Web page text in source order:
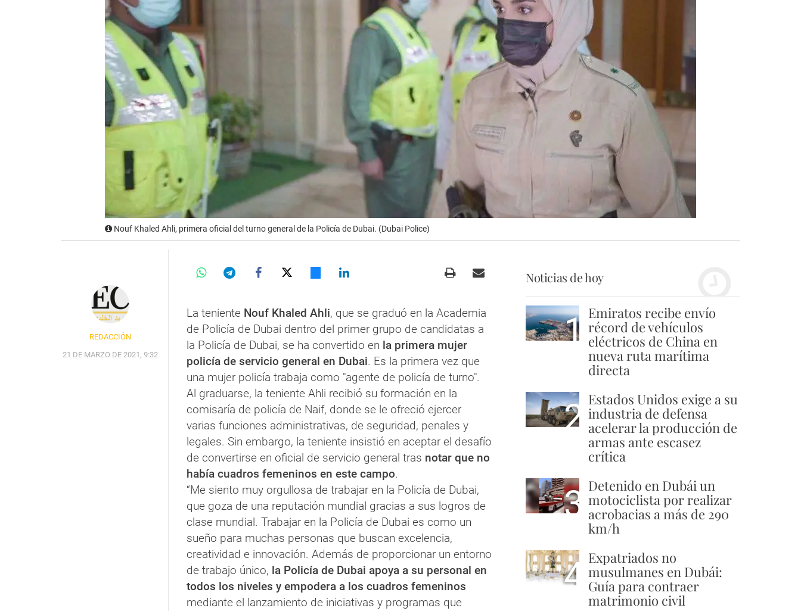
Nouf Khaled Ahli, primera oficial del turno general de la Policía de Dubai. (Dubai Police)
REDACCIÓN
21 DE MARZO DE 2021, 9:32
La teniente Nouf Khaled Ahli, que se graduó en la Academia
de Policía de Dubai dentro del primer grupo de candidatas a
la Policía de Dubai, se ha convertido en la primera mujer
policía de servicio general en Dubai. Es la primera vez que
una mujer policía trabaja como "agente de policía de turno".
Al graduarse, la teniente Ahli recibió su formación en la
comisaría de policía de Naif, donde se le ofreció ejercer
varias funciones administrativas, de seguridad, penales y
legales. Sin embargo, la teniente insistió en aceptar el desafío
de convertirse en oficial de servicio general tras notar que no
había cuadros femeninos en este campo.
“Me siento muy orgullosa de trabajar en la Policía de Dubai,
que goza de una reputación mundial gracias a sus logros de
clase mundial. Trabajar en la Policía de Dubai es como un
sueño para muchas personas que buscan excelencia,
creatividad e innovación. Además de proporcionar un entorno
de trabajo único, la Policía de Dubai apoya a su personal en
todos los niveles y empodera a los cuadros femeninos
mediante el lanzamiento de iniciativas y programas que
Noticias de hoy
1 Emiratos recibe envío
récord de vehículos
eléctricos de China en
nueva ruta marítima
directa
2 Estados Unidos exige a su
industria de defensa
acelerar la producción de
armas ante escasez
crítica
3 Detenido en Dubái un
motociclista por realizar
acrobacias a más de 290
km/h
4 Expatriados no
musulmanes en Dubái:
Guía para contraer
matrimonio civil